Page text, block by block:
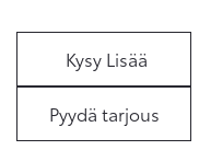
Kysy Lisää
Pyydä tarjous